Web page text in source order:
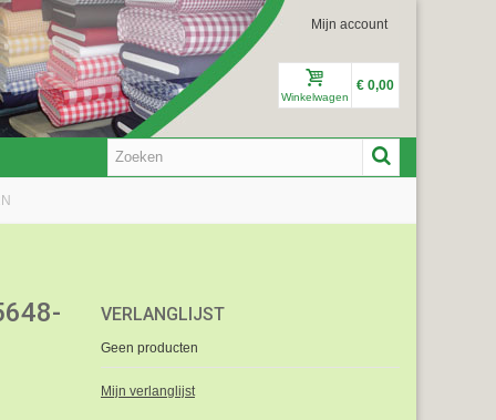
Mijn account
Winkelwagen
€ 0,00
VERLANGLIJST
Geen producten
Mijn verlanglijst